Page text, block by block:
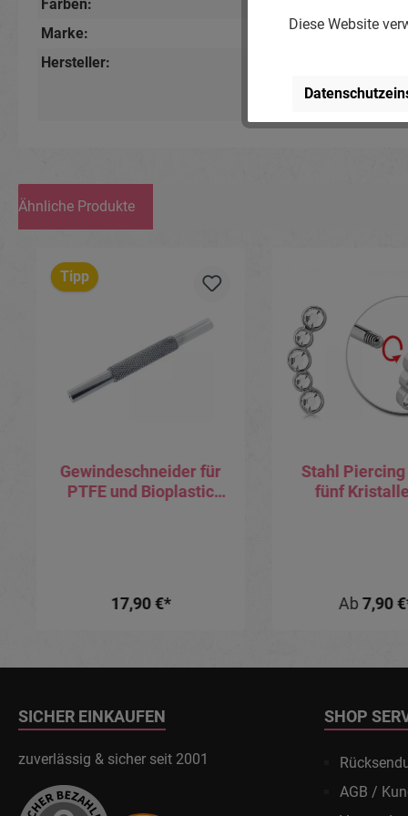
Farben:
Marke:
Piercing-Store.com
Hersteller:
Lindenstr. 28, 04936
Ähnliche Produkte
Tipp
Gewindeschneider für
PTFE und Bioplastic
17,90 €*
Stahl
fünf
Ab7,90
SICHER EINKAUFEN
zuverlässig & sicher seit 2001
SHOP
AGB /
Diese Website